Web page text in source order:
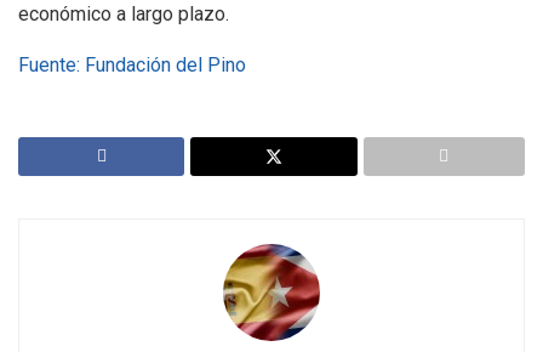
económico a largo plazo.
Fuente: Fundación del Pino